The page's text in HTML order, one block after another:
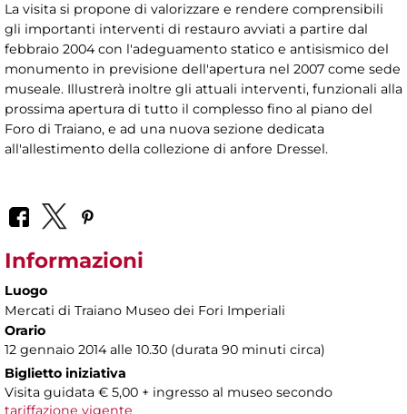
La visita si propone di valorizzare e rendere comprensibili
gli importanti interventi di restauro avviati a partire dal
febbraio 2004 con l'adeguamento statico e antisismico del
monumento in previsione dell'apertura nel 2007 come sede
museale. Illustrerà inoltre gli attuali interventi, funzionali alla
prossima apertura di tutto il complesso fino al piano del
Foro di Traiano, e ad una nuova sezione dedicata
all'allestimento della collezione di anfore Dressel.
Informazioni
Luogo
Mercati di Traiano Museo dei Fori Imperiali
Orario
12 gennaio 2014 alle 10.30 (durata 90 minuti circa)
Biglietto iniziativa
Visita guidata € 5,00 + ingresso al museo secondo
tariffazione vigente